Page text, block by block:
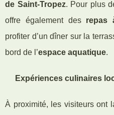
de Saint-Tropez. Pour plus
offre également des repas
profiter d’un dîner sur la
bord de l’espace aquatique.
Expériences culinaires
À proximité, les visiteurs ont